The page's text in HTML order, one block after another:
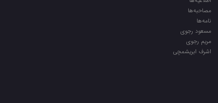
مصاحبه‌ها
نامه‌ها
مسعود رجوی
مریم رجوی
اشرف ابریشمچی